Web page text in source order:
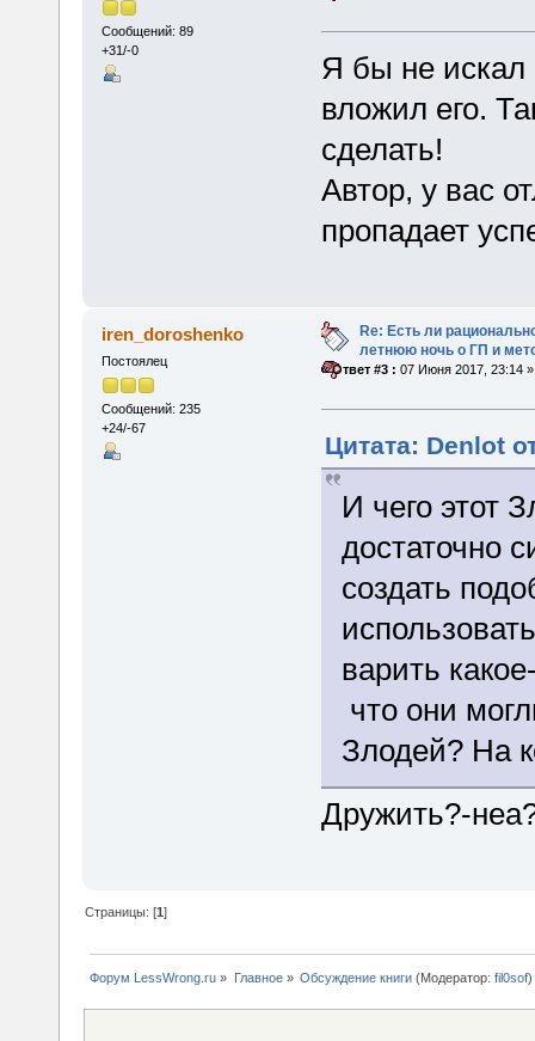
Сообщений: 89
+31/-0
Я бы не искал
вложил его.
сделать!
Автор, у вас
пропадает
iren_doroshenko
Постоялец
Сообщений: 235
+24/-67
Re: Есть ли
летнюю ночь о ГП и
«Ответ #3 : 07 Июня 2017, 23:14 »
Цитата: Denlot
И чего этот
достаточно
создать
варить
что они
Злодей? На
Дружить?-
Страницы: [1]
Форум LessWrong.ru » Главное» Обсуждение книги(Модератор: fil0sof)